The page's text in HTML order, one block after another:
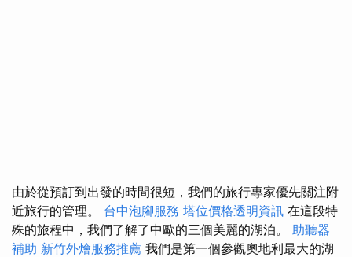
由於從預訂到出發的時間很短，我們的旅行專家優先關注附
近旅行的管理。 台中泡腳服務 塔位價格透明資訊 在這段特
殊的旅程中，我們了解了中歐的三個美麗的湖泊。 助聽器
補助 新竹外燴服務推薦 我們是第一個參觀奧地利最大的湖